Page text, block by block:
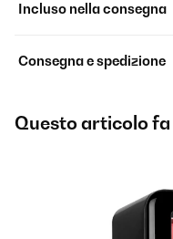
Incluso nella consegna
Consegna e spedizione
Questo articolo